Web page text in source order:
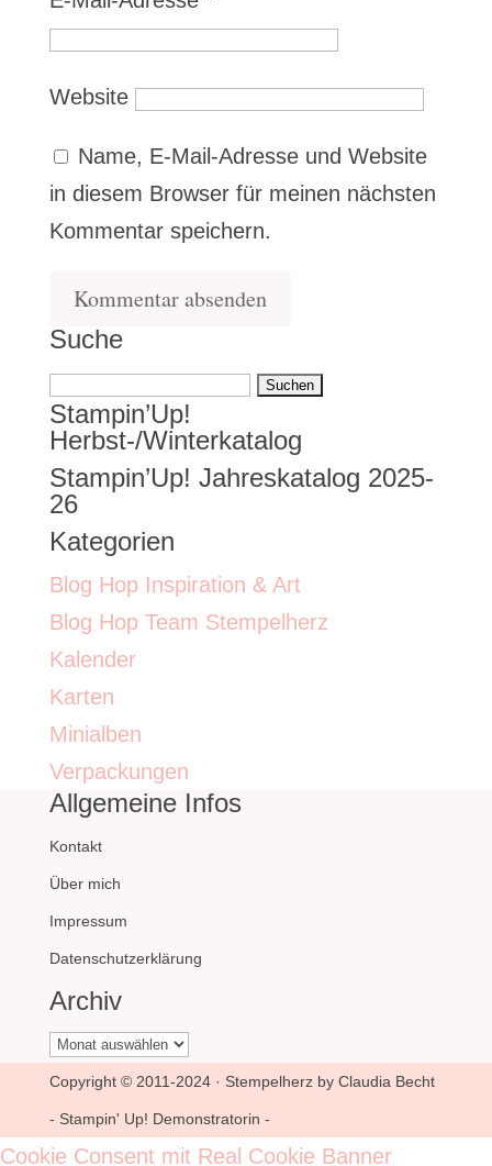
Website
Name, E-Mail-Adresse und Website
in diesem Browser für meinen nächsten
Kommentar speichern.
Suche
Suchen
nach:
Stampin’Up!
Herbst-/Winterkatalog
Stampin’Up! Jahreskatalog 2025-
26
Kategorien
Blog Hop Inspiration & Art
Blog Hop Team Stempelherz
Kalender
Karten
Minialben
Verpackungen
Allgemeine Infos
Kontakt
Über mich
Impressum
Datenschutzerklärung
Archiv
Archiv
Copyright © 2011-2024 · Stempelherz by Claudia Becht
- Stampin' Up! Demonstratorin -
Cookie Consent mit Real Cookie Banner